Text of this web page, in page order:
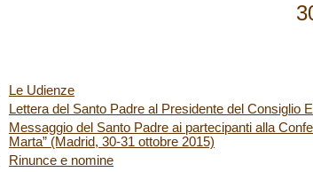
Le Udienze
Lettera del Santo Padre al Presidente del Consiglio
Messaggio del Santo Padre ai partecipanti alla
Marta” (Madrid, 30-31 ottobre 2015)
Rinunce e nomine